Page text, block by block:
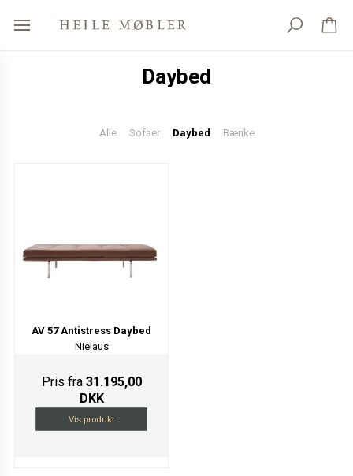
Daybed
Alle Sofaer Daybed Bænke
AV 57 Antistress Daybed
Nielaus
Pris fra 31.195,00
DKK
Vis produkt